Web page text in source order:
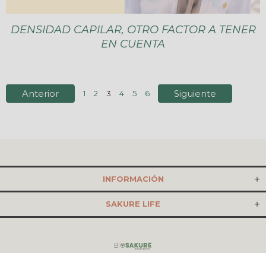
DENSIDAD CAPILAR, OTRO FACTOR A TENER
EN CUENTA
Anterior 1 2 3 4 5 6 Siguiente
INFORMACIÓN
SAKURE LIFE